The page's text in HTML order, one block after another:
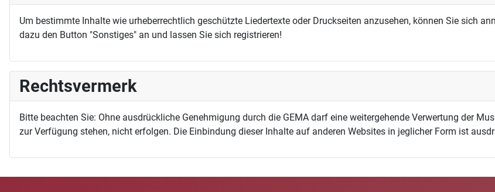
Um bestimmte Inhalte wie urheberrechtlich geschützte Liedertexte oder Druckseiten anzusehen, können Sie sich
dazu den Button "Sonstiges" an und lassen Sie sich registrieren!
Rechtsvermerk
Bitte beachten Sie: Ohne ausdrückliche Genehmigung durch die GEMA darf eine weitergehende Verwertung der
zur Verfügung stehen, nicht erfolgen. Die Einbindung dieser Inhalte auf anderen Websites in jeglicher Form ist